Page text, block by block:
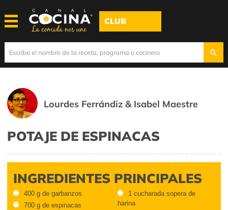
CLUB
Lourdes Ferrándiz & Isabel Maestre
POTAJE DE ESPINACAS
INGREDIENTES PRINCIPALES
400 g de garbanzos
700 g de espinacas
1 cucharada sopera de
harina